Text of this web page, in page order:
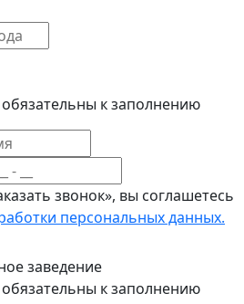
к заполнению
звонок», вы соглашетесь
персональных данных.
заведение
к заполнению